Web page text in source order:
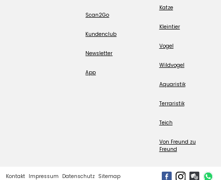
Scan2Go
Kundenclub
Newsletter
App
Katze
Kleintier
Vogel
Wildvogel
Aquaristik
Terraristik
Teich
Von Freund zu
Freund
Kontakt Impressum Datenschutz Sitemap